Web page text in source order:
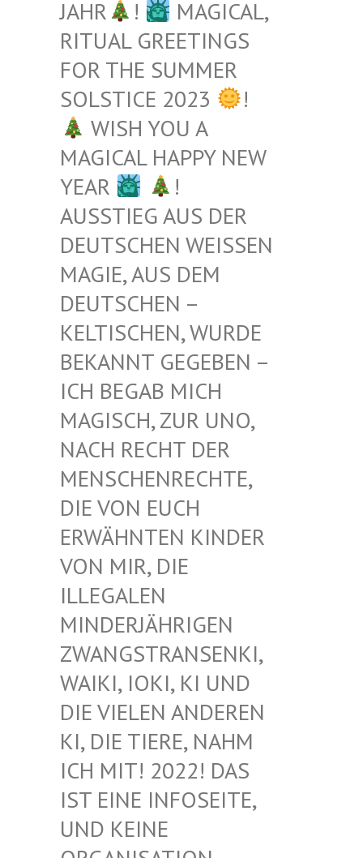
JAHR
!
MAGICAL,
RITUAL GREETINGS
FOR THE SUMMER
SOLSTICE 2023
!
WISH YOU A
MAGICAL HAPPY NEW
YEAR
!
AUSSTIEG AUS DER
DEUTSCHEN WEISSEN M
AGIE, AUS DEM D
EUTSCHEN – K
ELTISCHEN, WURDE B
EKANNT GEGEBEN – I
CH BEGAB MICH M
AGISCH, ZUR UNO, N
ACH RECHT DER M
ENSCHENRECHTE, D
IE VON EUCH E
RWÄHNTEN KINDER V
ON MIR, DIE I
LLEGALEN M
INDERJÄHRIGEN Z
WANGSTRANSENKI, W
AIKI, IOKI, KI UND D
IE VIELEN ANDEREN K
I, DIE TIERE, NAHM I
CH MIT! 2022! DAS I
ST EINE INFOSEITE, U
ND KEINE O